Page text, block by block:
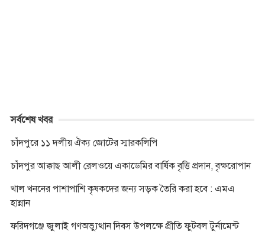
সর্বশেষ খবর
চাঁদপুরে ১১ দলীয় ঐক্য জোটের স্মারকলিপি
চাঁদপুর আক্কাছ আলী রেলওয়ে একাডেমির বার্ষিক বৃত্তি প্রদান, বৃক্ষরোপান
খাল খননের পাশাপাশি কৃষকদের জন্য সড়ক তৈরি করা হবে : এমএ
হান্নান
ফরিদগঞ্জে জুলাই গণঅভ্যুত্থান দিবস উপলক্ষে প্রীতি ফুটবল টুর্নামেন্ট